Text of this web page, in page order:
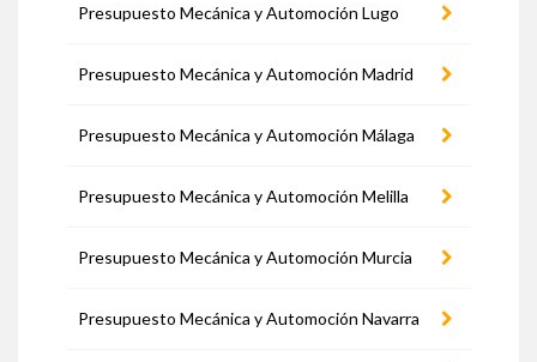
Presupuesto Mecánica y Automoción Lugo
Presupuesto Mecánica y Automoción Madrid
Presupuesto Mecánica y Automoción Málaga
Presupuesto Mecánica y Automoción Melilla
Presupuesto Mecánica y Automoción Murcia
Presupuesto Mecánica y Automoción Navarra